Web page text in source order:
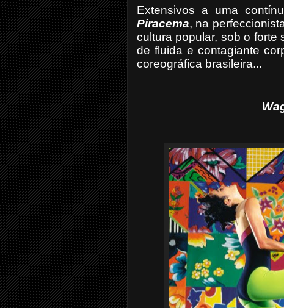
Extensivos a uma
Piracema, na
cultura popular, sob o forte
de fluida e contagiante
coreográfica brasileira...